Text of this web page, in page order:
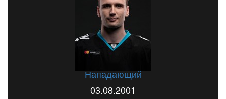
Нападающий
03.08.2001